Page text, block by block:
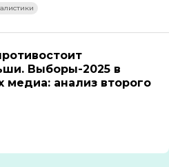
Выборы-2025 в
медиа: анализ второго